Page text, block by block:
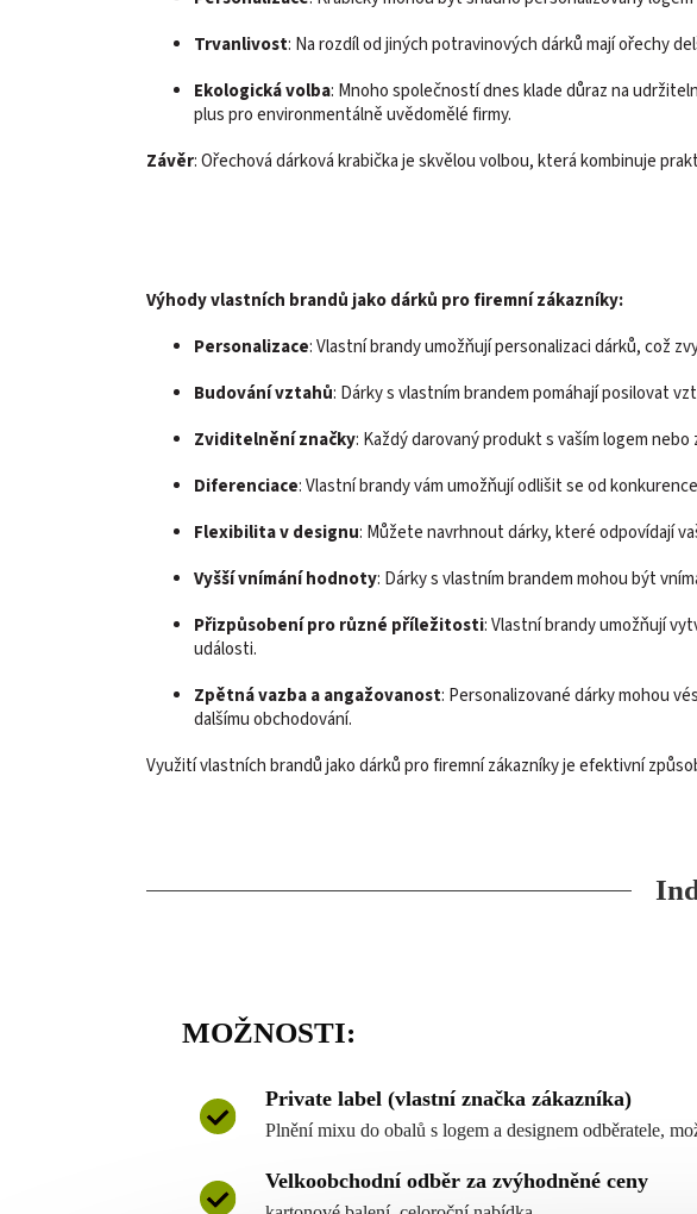
Trvanlivost: Na rozdíl od jiných potravinových dárků mají ořechy
Ekologická volba: Mnoho společností dnes klade důraz na
plus pro environmentálně uvědomělé firmy.
Závěr: Ořechová dárková krabička je skvělou volbou, která kombinuje
Výhody vlastních brandů jako dárků pro firemní zákazníky:
Personalizace: Vlastní brandy umožňují personalizaci dárků, což
Budování vztahů: Dárky s vlastním brandem pomáhají posilovat
Zviditelnění značky: Každý darovaný produkt s vaším logem
Diferenciace: Vlastní brandy vám umožňují odlišit se od
Flexibilita v designu: Můžete navrhnout dárky, které odpovídají
Vyšší vnímání hodnoty: Dárky s vlastním brandem mohou být
Přizpůsobení pro různé příležitosti: Vlastní brandy umožňují
události.
Zpětná vazba a angažovanost: Personalizované dárky mohou
dalšímu obchodování.
Využití vlastních brandů jako dárků pro firemní zákazníky je efektivní
MOŽNOSTI:
Private label (vlastní značka zákazníka)
Plnění mixu do obalů s logem a designem odběratele,
Velkoobchodní odběr za zvýhodněné ceny